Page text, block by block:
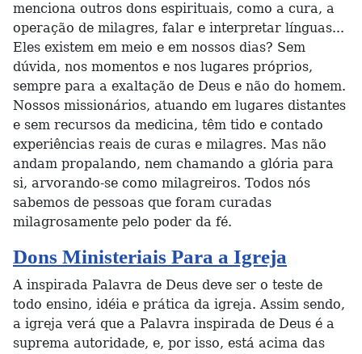
menciona outros dons espirituais, como a cura, a
operação de milagres, falar e interpretar línguas...
Eles existem em meio e em nossos dias? Sem
dúvida, nos momentos e nos lugares próprios,
sempre para a exaltação de Deus e não do homem.
Nossos missionários, atuando em lugares distantes
e sem recursos da medicina, têm tido e contado
experiências reais de curas e milagres. Mas não
andam propalando, nem chamando a glória para
si, arvorando-se como milagreiros. Todos nós
sabemos de pessoas que foram curadas
milagrosamente pelo poder da fé.
Dons Ministeriais Para a Igreja
A inspirada Palavra de Deus deve ser o teste de
todo ensino, idéia e prática da igreja. Assim sendo,
a igreja verá que a Palavra inspirada de Deus é a
suprema autoridade, e, por isso, está acima das